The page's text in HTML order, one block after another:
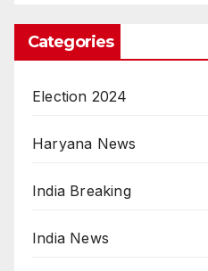
Categories
Election 2024
Haryana News
India Breaking
India News